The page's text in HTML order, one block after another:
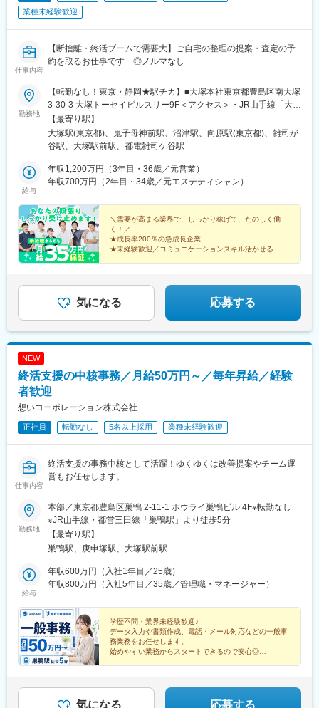
業種未経験歓迎
仕事内容
【断捨離・終活ブームで需要大】ご自宅の整理の提案・査定の予
約を取るお仕事です ◎ノルマなし
勤務地
【転勤なし！東京・静岡★駅チカ】■大塚本社東京都豊島区南大塚
3-30-3 大塚トーセイビルスリー9F＜アクセス＞・JR山手線「大塚
駅」から徒歩5分■雑司ヶ谷営業所東京都豊島区雑司が谷1-7-3 サ
ンハイム101＜アクセス＞・都電荒川線「鬼子母神前駅」から徒
歩7分・東京メトロ副都心線「雑司ヶ谷駅」から徒歩7分■沼津営
東海道本線「沼津駅」から徒歩2分※転勤なし※受動喫煙対策：屋
内禁煙（屋外に喫煙場所あり）
【最寄り駅】
大塚駅(東京都)、鬼子母神前駅、沼津駅、向原駅(東京都)、雑司が
谷駅、大塚駅前駅、都電雑司ケ谷駅
給与
年収1,200万円（3年目・36歳／元営業）
年収700万円（2年目・34歳／元エステティシャン）
＼需要が高まる業界で、しっかり稼げて、たのしく働
く！／
★成長率200％の急成長企業
★未経験歓迎／コミュニケーションスキル活かせる
★基本土日休み
気になる 応募する
NEW
終活支援の中核事務／月給50万円～／毎年昇給／経験
者歓迎
想いコーポレーション株式会社
正社員 転勤なし 5名以上採用 業種未経験歓迎
仕事内容
終活支援の事務中核として活躍！ゆくゆくは改善提案やチーム運
営もお任せします。
勤務地
本部／東京都豊島区巣鴨 2-11-1 ホウライ巣鴨ビル 4F※転勤なし
※JR山手線・都営三田線「巣鴨駅」より徒歩5分
【最寄り駅】
巣鴨駅、庚申塚駅、大塚駅前駅
給与
年収600万円（入社1年目／25歳）
年収800万円（入社5年目／35歳／管理職・マネージャー）
学歴不問・業界未経験歓迎♪
データ入力や書類作成、電話・メール対応などの一般事
務業務をお任せします。
始めやすい業務からスタートできるので安心◎
気になる 応募する